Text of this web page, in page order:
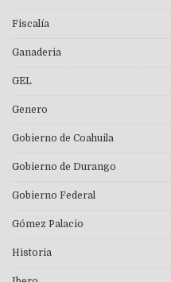
Fiscalía
Ganaderia
GEL
Genero
Gobierno de Coahuila
Gobierno de Durango
Gobierno Federal
Gómez Palacio
Historia